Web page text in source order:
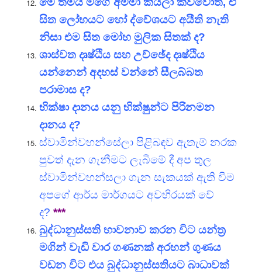
සිත ලෝභයට හෝ ද්වේශයට අයීති නැති
නිසා එම සිත මෝහ මුලික සිතක් ද?
ශාස්වත දෘෂ්ඨිය සහ උච්ඡේද දෘෂ්ඨිය
යන්නෙන් අදහස් වන්නේ සීලබ්බත
පරාමාස ද?
භික්ෂා දානය යනු භික්ෂුන්ට පිරිනමන
දානය ද?
ස්වාමින්වහන්සේලා පිළිබඳව ඇතැම් නරක
පුවත් දැන ගැනීමට ලැබීමේ දී අප තුල
ස්වාමින්වහන්සලා ගැන සැකයක් ඇති වීම
අපගේ ආර්ය මාර්ගයට අවහිරයක් වේ
ද? ***
බුද්ධානුස්සති භාවනාව කරන විට යන්ත්‍ර
මගින් වැඩි වාර ගණනක් අරහන් ගුණය
වඩන විට එය බුද්ධානුස්සතියට බාධාවක්